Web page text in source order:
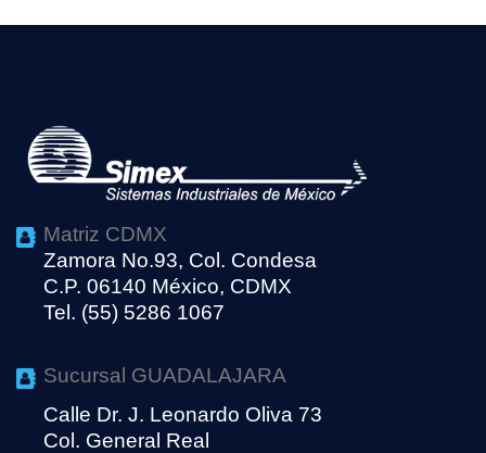
Matriz CDMX
Zamora No.93, Col. Condesa
C.P. 06140 México, CDMX
Tel. (55) 5286 1067
Sucursal GUADALAJARA
Calle Dr. J. Leonardo Oliva 73
Col. General Real